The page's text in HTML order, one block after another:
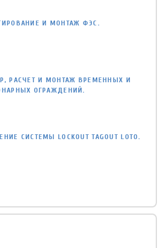
И МОНТАЖ ФЭС.
РАСЧЕТ И МОНТАЖ ВРЕМЕННЫХ И
ОГРАЖДЕНИЙ.
СИСТЕМЫ LOCKOUT TAGOUT LOTO.